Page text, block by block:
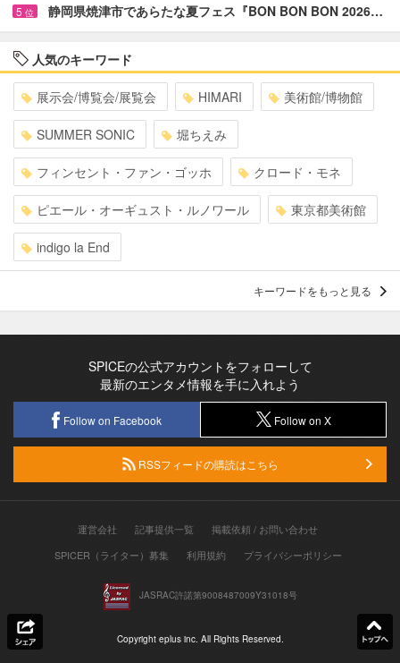
5 位 静岡県焼津市であらたな夏フェス『BON BON BON 2026…
人気のキーワード
展示会/博覧会/展覧会 HIMARI 美術館/博物館
SUMMER SONIC 堀ちえみ
フィンセント・ファン・ゴッホ クロード・モネ
ピエール・オーギュスト・ルノワール 東京都美術館
indigo la End
キーワードをもっと見る
SPICEの公式アカウントをフォローして
最新のエンタメ情報を手に入れよう
Follow on Facebook Follow on X
RSSフィードの購読はこちら
運営会社 記事提供一覧
掲載依頼 / お問い合わせ
SPICER（ライター）募集
利用規約 プライバシーポリシー
JASRAC許諾第9008487009Y31018号
Copyright eplus inc. All Rights Reserved.